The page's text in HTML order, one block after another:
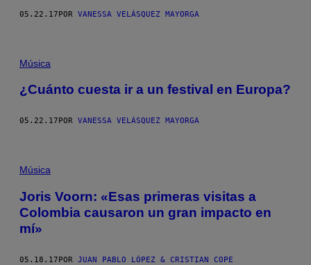
05.22.17POR VANESSA VELÁSQUEZ MAYORGA
Música
¿Cuánto cuesta ir a un festival en Europa?
05.22.17 POR VANESSA VELÁSQUEZ MAYORGA
Música
Joris Voorn: «Esas primeras visitas a
Colombia causaron un gran impacto en
mí»
05.18.17POR JUAN PABLO LÓPEZ & CRISTIAN COPE